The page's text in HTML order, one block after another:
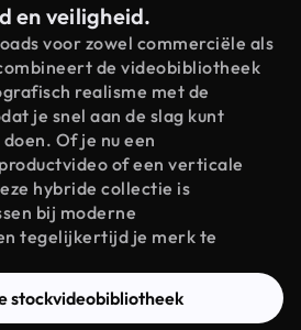
en veiligheid.
voor zowel commerciële als
de videobibliotheek
realisme met de
je snel aan de slag kunt
Of je nu een
of een verticale
hybride collectie is
bij moderne
tegelijkertijd je merk te
stockvideobibliotheek